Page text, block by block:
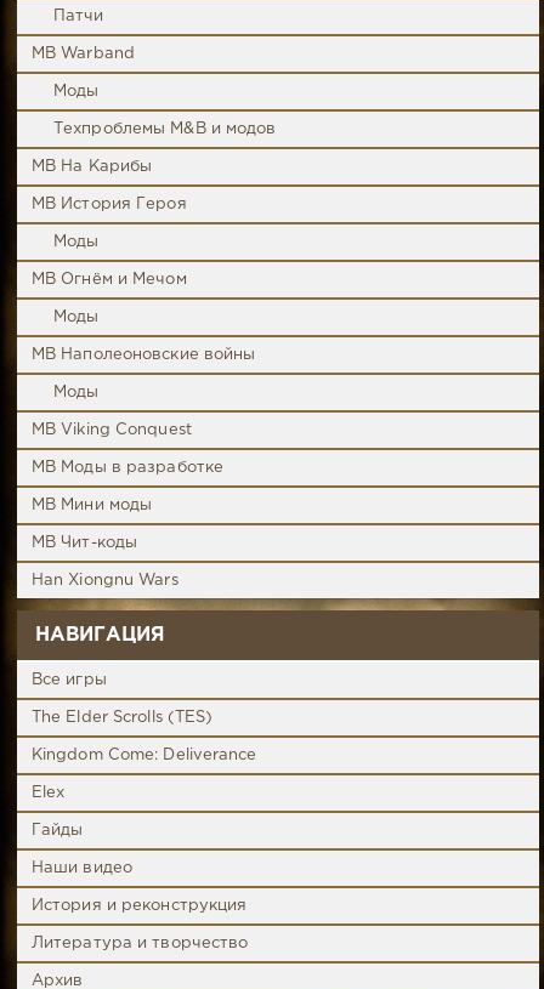
Патчи
MB Warband
Моды
Техпроблемы M&B и модов
MB На Карибы
MB История Героя
Моды
MB Огнём и Мечом
Моды
MB Наполеоновские войны
Моды
MB Viking Conquest
MB Моды в разработке
MB Мини моды
MB Чит-коды
Han Xiongnu Wars
НАВИГАЦИЯ
Все игры
The Elder Scrolls (TES)
Kingdom Come: Deliverance
Elex
Гайды
Наши видео
История и реконструкция
Литература и творчество
Архив